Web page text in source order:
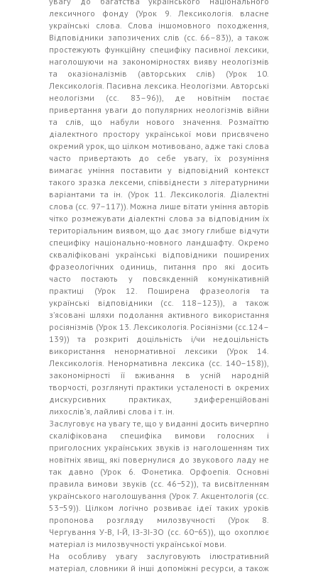
лексичного фонду (Урок 9. Лексикологія. власне
українські слова. Слова іншомовного походження,
Відповідники запозичених слів (сс. 66–83)), а також
простежують функційну специфіку пасивної лексики,
наголошуючи на закономірностях вияву неологізмів
та оказіоналізмів (авторських слів) (Урок 10.
Лексикологія. Пасивна лексика. Неологізми. Авторські
неологізми (сс. 83–96)), де новітнім постає
привертання уваги до популярних неологізмів війни
та слів, що набули нового значення. Розмаїттю
діалектного простору української мови присвячено
окремий урок, що цілком мотивовано, адже такі слова
часто привертають до себе увагу, їх розуміння
вимагає уміння поставити у відповідний контекст
такого зразка лексеми, співвіднести з літературними
варіантами та ін. (Урок 11. Лексикологія. Діалектні
слова (сс. 97–117)). Можна лише вітати уміння авторів
чітко розмежувати діалектні слова за відповідним їх
територіальним виявом, що дає змогу глибше відчути
специфіку національно-мовного ландшафту. Окремо
скваліфіковані українські відповідники поширених
фразеологічних одиниць, питання про які досить
часто постають у повсякденній комунікативній
практиці (Урок 12. Поширена фразеологія та
українські відповідники (сс. 118–123)), а також
з’ясовані шляхи подолання активного використання
росіянізмів (Урок 13. Лексикологія. Росіянізми (сс.124–
139)) та розкриті доцільність і/чи недоцільність
використання ненормативної лексики (Урок 14.
Лексикологія. Ненормативна лексика (сс. 140–158)),
закономірності її вживання в усній народній
творчості, розглянуті практики усталеності в окремих
дискурсивних практиках, здиференційовані
лихослів’я, лайливі слова і т. ін.
Заслуговує на увагу те, що у виданні досить вичерпно
скаліфікована специфіка вимови голосних і
приголосних українських звуків із наголошенням тих
новітніх явищ, які повернулися до звукового ладу не
так давно (Урок 6. Фонетика. Орфоепія. Основні
правила вимови звуків (сс. 46−52)), та висвітленням
українського наголошування (Урок 7. Акцентологія (сс.
53−59)). Цілком логічно розвиває ідеї таких уроків
пропонова розгляду милозвучності (Урок 8.
Чергування У-В, І-Й, ІЗ-ЗІ-ЗО (сс. 60−65)), що охоплює
матеріал із милозвучності української мови.
На особливу увагу заслуговують ілюстративний
матеріал, словники й інші допоміжні ресурси, а також